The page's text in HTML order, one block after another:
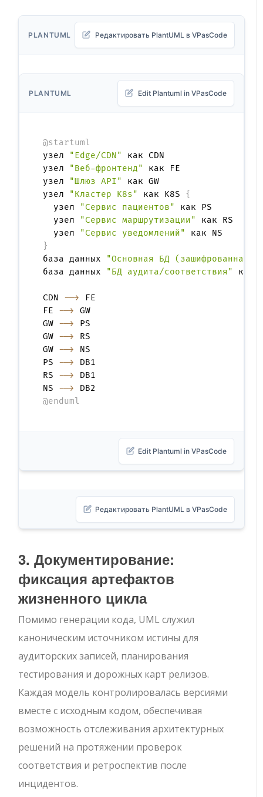
PLANTUML Редактировать PlantUML в VPasCode
PLANTUML Edit Plantuml in VPasCode
@startuml
узел
"Edge/CDN"
как CDN
узел
"Веб-фронтенд"
как FE
узел
"Шлюз API"
как GW
узел
"Кластер K8s" как K8S {
  узел
"Сервис пациентов"
как PS
  узел
"Сервис маршрутизации"
как RS
  узел
"Сервис уведомлений"
}
база данных
"Основная БД (зашифрованная)"
база данных
"БД аудита/соответствия" как
CDN -->
FE
FE -->
GW
GW -->
PS
GW -->
RS
GW -->
NS
PS -->
DB1
RS -->
DB1
NS -->
@enduml
Edit Plantuml in VPasCode
Редактировать PlantUML в VPasCode
3. Документирование:
фиксация артефактов
жизненного цикла
Помимо генерации кода, UML служил
каноническим источником истины для
аудиторских записей, планирования
тестирования и дорожных карт релизов.
Каждая модель контролировалась версиями
вместе с исходным кодом, обеспечивая
возможность отслеживания архитектурных
решений на протяжении проверок
соответствия и ретроспектив после
инцидентов.